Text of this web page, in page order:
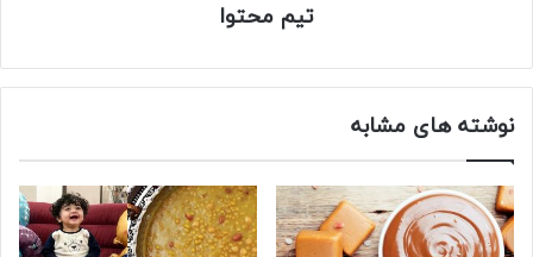
تیم محتوا
نوشته های مشابه